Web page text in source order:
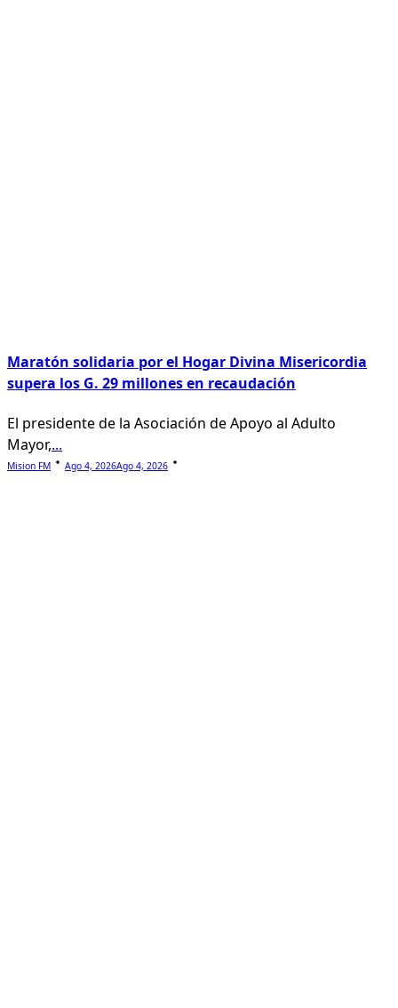
Maratón solidaria por el Hogar Divina Misericordia
supera los G. 29 millones en recaudación
El presidente de la Asociación de Apoyo al Adulto
Mayor,...
Mision FM Ago 4, 2026Ago 4, 2026